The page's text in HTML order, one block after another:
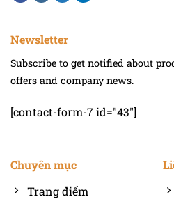
Chuyên mục
Trang điểm
Newsletter
Subscribe to get notified about
offers and company news.
[contact-form-7 id="43"]